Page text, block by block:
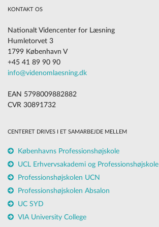
KONTAKT OS
Nationalt Videncenter for Læsning
Humletorvet 3
1799 København V
+45 41 89 90 90
info@videnomlaesning.dk
EAN 5798009882882
CVR 30891732
CENTERET DRIVES I ET SAMARBEJDE MELLEM
Københavns Professionshøjskole
UCL Erhvervsakademi og Professionshøjskole
Professionshøjskolen UCN
Professionshøjskolen Absalon
UC SYD
VIA University College